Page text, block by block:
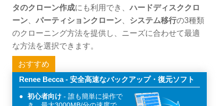
タのクローン作成にも利用でき、ハードディスククロ
ーン
パーティションクローン システム移行の3種類
のクローニング方法を提供し、ニーズに合わせて最適
な方法を選択できます。
おすすめ
Renee Becca - 安全高速なバックアップ・復元ソフト
初心者向け
誰も簡単に操作で